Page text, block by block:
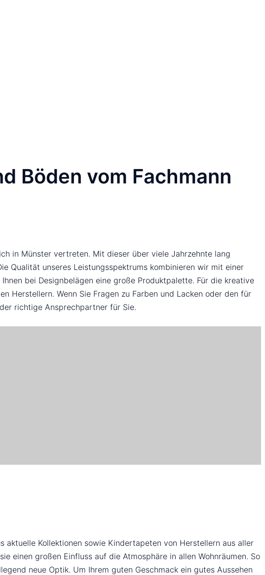
Böden vom Fachmann
in Münster vertreten. Mit dieser über viele Jahrzehnte lang
Qualität unseres Leistungsspektrums kombinieren wir mit einer
bei Designbelägen eine große Produktpalette. Für die kreative
Herstellern. Wenn Sie Fragen zu Farben und Lacken oder den für
richtige Ansprechpartner für Sie.
Kollektionen sowie Kindertapeten von Herstellern aus aller
einen großen Einfluss auf die Atmosphäre in allen Wohnräumen. So
neue Optik. Um Ihrem guten Geschmack ein gutes Aussehen